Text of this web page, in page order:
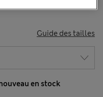
Guide des tailles
en stock